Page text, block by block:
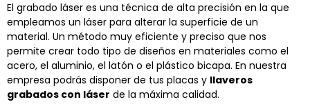
El grabado láser es una técnica de alta precisión en la que
empleamos un láser para alterar la superficie de un
material. Un método muy eficiente y preciso que nos
permite crear todo tipo de diseños en materiales como el
acero, el aluminio, el latón o el plástico bicapa. En nuestra
empresa podrás disponer de tus placas y llaveros
grabados con láser de la máxima calidad.